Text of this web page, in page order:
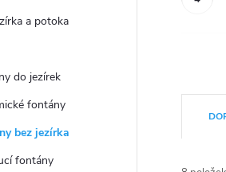
a potoka
do jezírek
fontány
bez jezírka
fontány
a